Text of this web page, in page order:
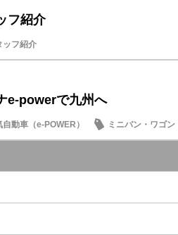
フ紹介
ッフ紹介
e‐powerで九州へ
自動車（e-POWER）
ミニバン・ワゴン
ナーズボイス